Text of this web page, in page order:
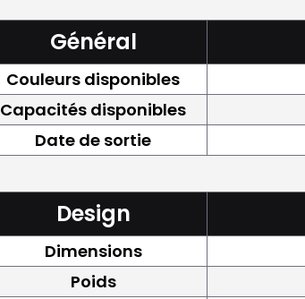
Général
Couleurs disponibles
Capacités disponibles
Date de sortie
Design
Dimensions
Poids